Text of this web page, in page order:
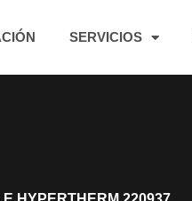
SERVICIOS